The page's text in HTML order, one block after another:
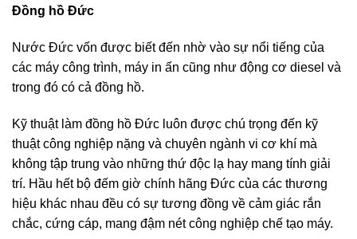
Đồng hồ Đức
Nước Đức vốn được biết đến nhờ vào sự nổi tiếng của
các máy công trình, máy in ấn cũng như động cơ diesel và
trong đó có cả đồng hồ.
Kỹ thuật làm đồng hồ Đức luôn được chú trọng đến kỹ
thuật công nghiệp nặng và chuyên ngành vi cơ khí mà
không tập trung vào những thứ độc lạ hay mang tính giải
trí. Hầu hết bộ đếm giờ chính hãng Đức của các thương
hiệu khác nhau đều có sự tương đồng về cảm giác rắn
chắc, cứng cáp, mang đậm nét công nghiệp chế tạo máy.